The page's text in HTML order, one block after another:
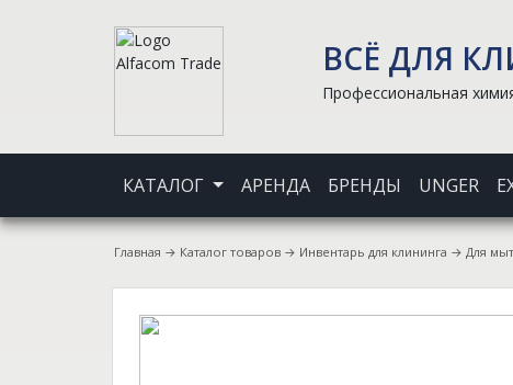
ВСЁ ДЛЯ
Профессиональная
КАТАЛОГ АРЕНДА БРЕНДЫ UNGER
Главная → Каталог товаров → Инвентарь для клининга → Для